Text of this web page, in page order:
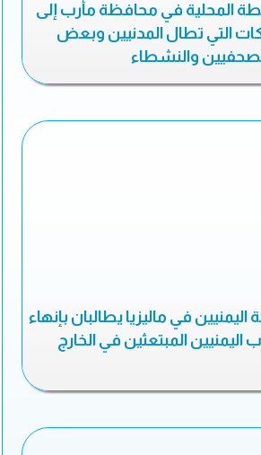
المحلية في محافظة مأرب إلى
التي تطال المدنيين وبعض
والنشطاء
اليمنيين في ماليزيا يطالبان بإنهاء
اليمنيين المبتعثين في الخارج